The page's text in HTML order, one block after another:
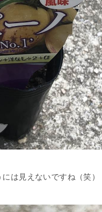
は見えないですね（笑）